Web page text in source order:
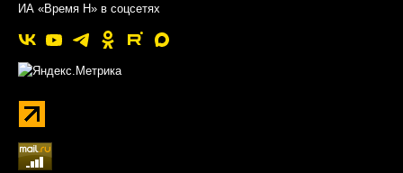
ИА «Время Н» в соцсетях